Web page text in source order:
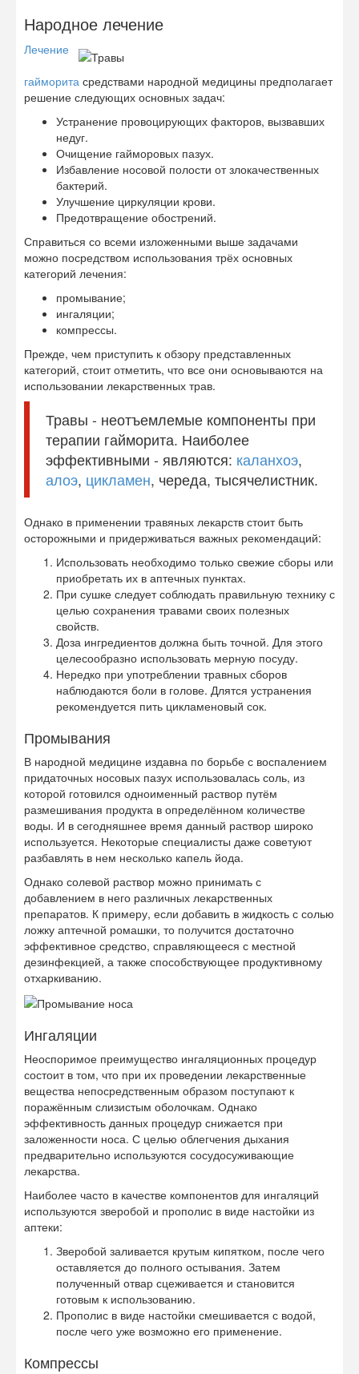
Народное лечение
Лечение
гайморита средствами народной медицины предполагает
решение следующих основных задач:
Устранение провоцирующих факторов, вызвавших
недуг.
Очищение гайморовых пазух.
Избавление носовой полости от злокачественных
бактерий.
Улучшение циркуляции крови.
Предотвращение обострений.
Справиться со всеми изложенными выше задачами
можно посредством использования трёх основных
категорий лечения:
промывание;
ингаляции;
компрессы.
Прежде, чем приступить к обзору представленных
категорий, стоит отметить, что все они основываются на
использовании лекарственных трав.
Травы - неотъемлемые компоненты при
терапии гайморита. Наиболее
эффективными - являются: каланхоэ,
алоэ, цикламен, череда, тысячелистник.
Однако в применении травяных лекарств стоит быть
осторожными и придерживаться важных рекомендаций:
Использовать необходимо только свежие сборы или
приобретать их в аптечных пунктах.
При сушке следует соблюдать правильную технику с
целью сохранения травами своих полезных
свойств.
Доза ингредиентов должна быть точной. Для этого
целесообразно использовать мерную посуду.
Нередко при употреблении травных сборов
наблюдаются боли в голове. Длятся устранения
рекомендуется пить цикламеновый сок.
Промывания
В народной медицине издавна по борьбе с воспалением
придаточных носовых пазух использовалась соль, из
которой готовился одноименный раствор путём
размешивания продукта в определённом количестве
воды. И в сегодняшнее время данный раствор широко
используется. Некоторые специалисты даже советуют
разбавлять в нем несколько капель йода.
Однако солевой раствор можно принимать с
добавлением в него различных лекарственных
препаратов. К примеру, если добавить в жидкость с солью
ложку аптечной ромашки, то получится достаточно
эффективное средство, справляющееся с местной
дезинфекцией, а также способствующее продуктивному
отхаркиванию.
Ингаляции
Неоспоримое преимущество ингаляционных процедур
состоит в том, что при их проведении лекарственные
вещества непосредственным образом поступают к
поражённым слизистым оболочкам. Однако
эффективность данных процедур снижается при
заложенности носа. С целью облегчения дыхания
предварительно используются сосудосуживающие
лекарства.
Наиболее часто в качестве компонентов для ингаляций
используются зверобой и прополис в виде настойки из
аптеки:
Зверобой заливается крутым кипятком, после чего
оставляется до полного остывания. Затем
полученный отвар сцеживается и становится
готовым к использованию.
Прополис в виде настойки смешивается с водой,
после чего уже возможно его применение.
Компрессы